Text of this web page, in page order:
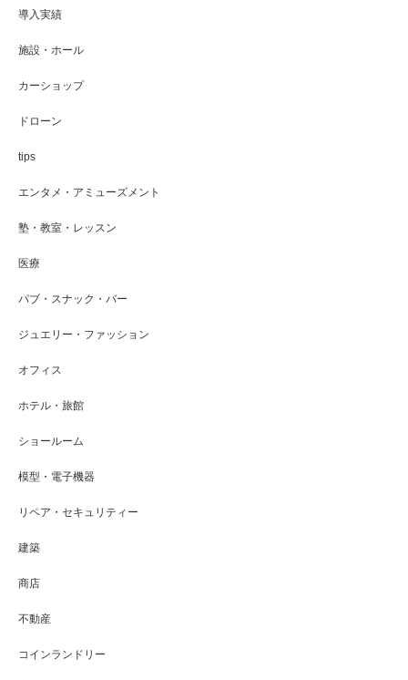
導入実績
施設・ホール
カーショップ
ドローン
tips
エンタメ・アミューズメント
塾・教室・レッスン
医療
パブ・スナック・バー
ジュエリー・ファッション
オフィス
ホテル・旅館
ショールーム
模型・電子機器
リペア・セキュリティー
建築
商店
不動産
コインランドリー